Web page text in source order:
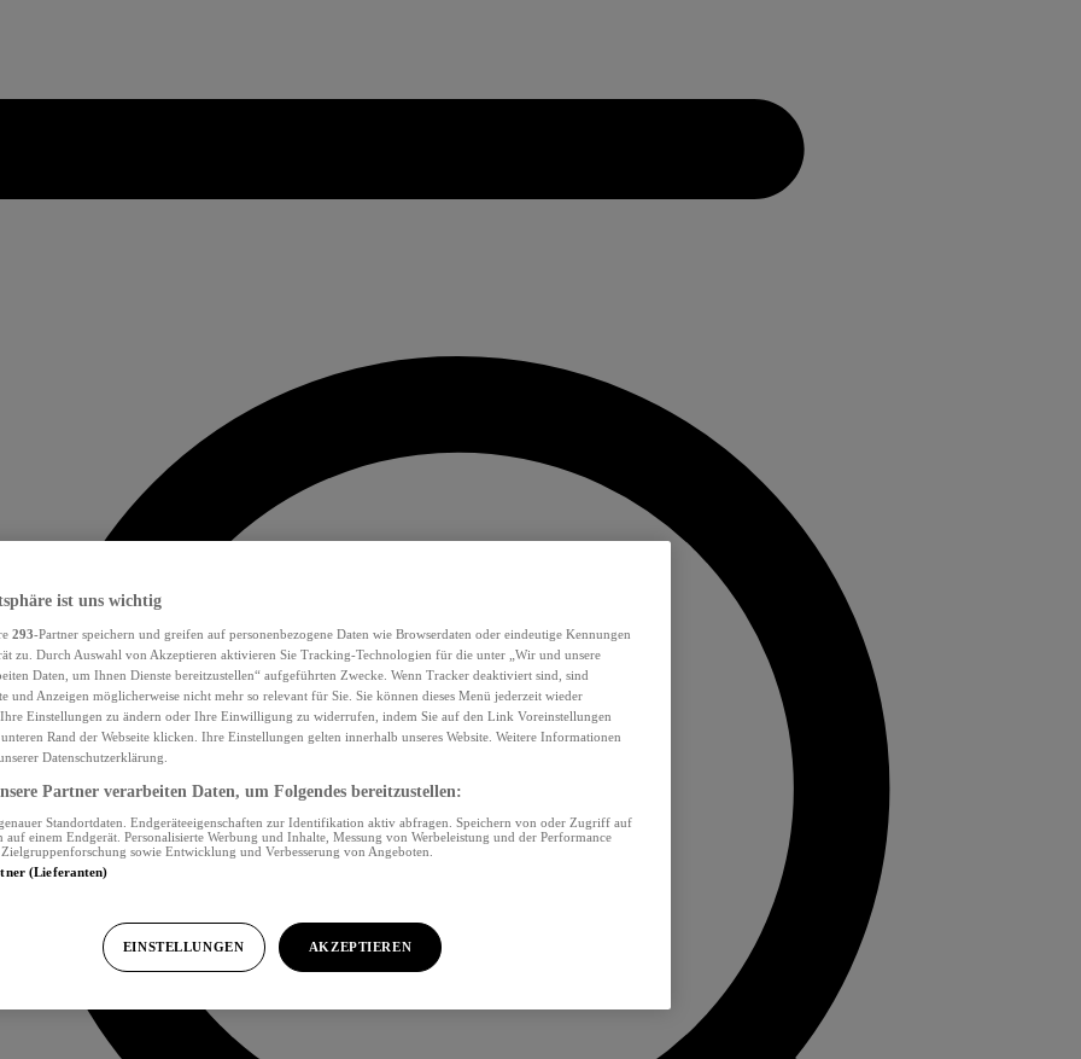
ist uns wichtig
293-Partner speichern und greifen auf personenbezogene Daten wie Browserdaten oder eindeutige Kennungen
zu. Durch Auswahl von Akzeptieren aktivieren Sie Tracking-Technologien für die unter „Wir und unsere
Daten, um Ihnen Dienste bereitzustellen“ aufgeführten Zwecke. Wenn Tracker deaktiviert sind, sind
und Anzeigen möglicherweise nicht mehr so relevant für Sie. Sie können dieses Menü jederzeit wieder
Einstellungen zu ändern oder Ihre Einwilligung zu widerrufen, indem Sie auf den Link Voreinstellungen
Rand der Webseite klicken. Ihre Einstellungen gelten innerhalb unseres Website. Weitere Informationen
Datenschutzerklärung.
Partner verarbeiten Daten, um Folgendes bereitzustellen:
Standortdaten. Endgeräteeigenschaften zur Identifikation aktiv abfragen. Speichern von oder Zugriff auf
einem Endgerät. Personalisierte Werbung und Inhalte, Messung von Werbeleistung und der Performance
sowie Entwicklung und Verbesserung von Angeboten.
(Lieferanten)
EINSTELLUNGEN AKZEPTIEREN